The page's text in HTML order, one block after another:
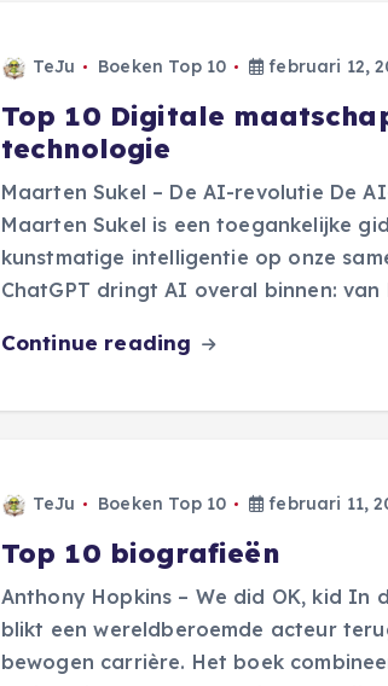
TeJu Boeken Top 10 februari 12,
Top 10 Digitale
technologie
Maarten Sukel – De AI-revolutie De
Maarten Sukel is een toegankelijke
kunstmatige intelligentie op onze
ChatGPT dringt AI overal binnen: van
Continue reading
TeJu Boeken Top 10 februari 11,
Top 10 biografieën
Anthony Hopkins – We did OK, kid In
blikt een wereldberoemde acteur
bewogen carrière. Het boek